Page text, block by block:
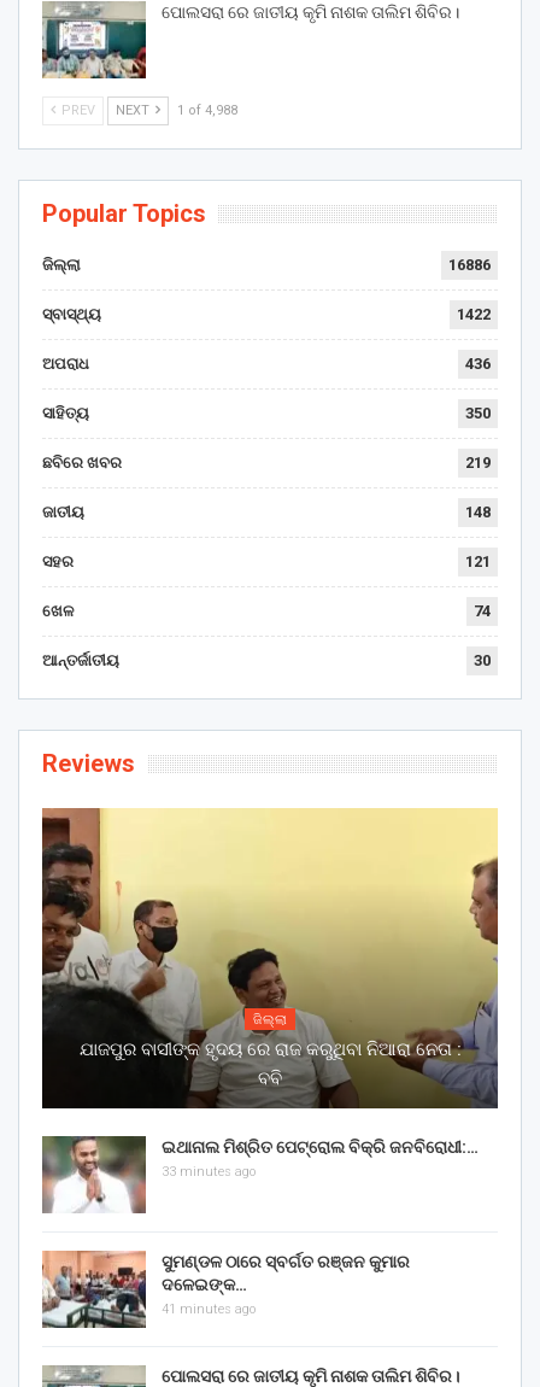
ପୋଲସରା ରେ ଜାତୀୟ କୃମି ନାଶକ ତାଲିମ ଶିବିର।
PREV NEXT 1 of 4,988
Popular Topics
ଜିଲ୍ଲା 16886
ସ୍ବାସ୍ଥ୍ୟ 1422
ଅପରାଧ 436
ସାହିତ୍ୟ 350
ଛବିରେ ଖବର 219
ଜାତୀୟ 148
ସହର 121
ଖେଳ 74
ଆନ୍ତର୍ଜାତୀୟ 30
Reviews
ଜିଲ୍ଲା
ଯାଜପୁର ବାସୀଙ୍କ ହୃଦୟ ରେ ରାଜ କରୁଥିବା ନିଆରା ନେତା :
ବବି
ଇଥାନାଲ ମିଶ୍ରିତ ପେଟ୍ରୋଲ ବିକ୍ରି ଜନବିରୋଧୀ:…
33 minutes ago
ସୁମଣ୍ଡଳ ଠାରେ ସ୍ବର୍ଗତ ରଞ୍ଜନ କୁମାର
ଦଳେଇଙ୍କ…
41 minutes ago
ପୋଲସରା ରେ ଜାତୀୟ କୃମି ନାଶକ ତାଲିମ ଶିବିର।